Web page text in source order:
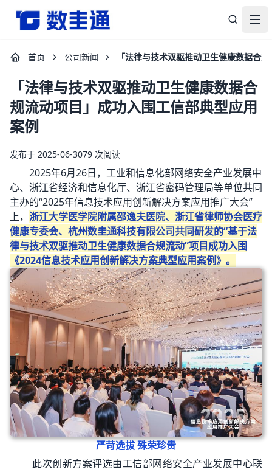
杭州数圭通科技有限公司-让数据安全流动，让数据释放价值
打
首页 公司新闻 「法律与技术双驱推动卫生健康数据合
「法律与技术双驱推动卫生健康数据合
规流动项目」成功入围工信部典型应用
案例
发布于 2025-06-3079 次阅读
2025年6月26日，工业和信息化部网络安全产业发展中
心、浙江省经济和信息化厅、浙江省密码管理局等单位共同
主办的“2025年信息技术应用创新解决方案应用推广大会”
上， 浙江大学医学院附属邵逸夫医院、浙江省律师协会医疗
健康专委会、杭州数圭通科技有限公司共同研发的“基于法
律与技术双驱推动卫生健康数据合规流动”项目成功入围
《2024信息技术应用创新解决方案典型应用案例》。
严苛选拔 殊荣珍贵
此次创新方案评选由工信部网络安全产业发展中心联